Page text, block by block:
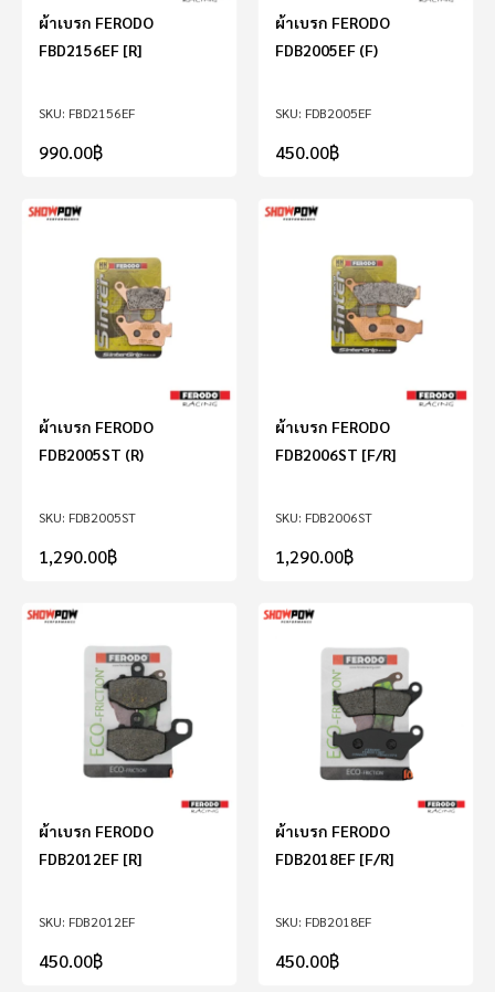
FBD2156EF
ผ้าเบรก FERODO
FBD2156EF [R]
990.00฿
FDB2005EF
ผ้าเบรก FERODO
FDB2005EF (F)
450.00฿
FDB2005ST
ผ้าเบรก FERODO
FDB2005ST (R)
1,290.00฿
FDB2006ST
ผ้าเบรก FERODO
FDB2006ST [F/R]
1,290.00฿
FDB2012EF
ผ้าเบรก FERODO
FDB2012EF [R]
450.00฿
FDB2018EF
ผ้าเบรก FERODO
FDB2018EF [F/R]
450.00฿